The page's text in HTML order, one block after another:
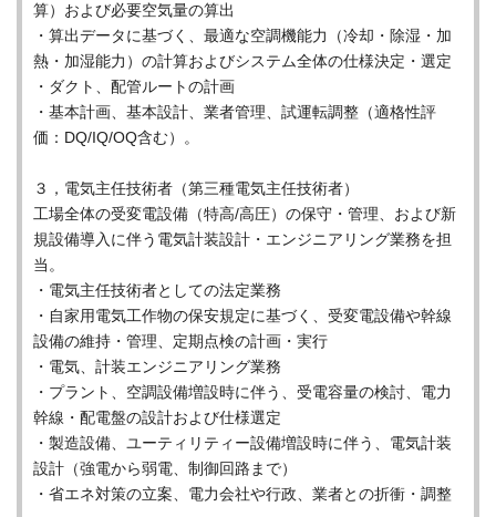
算）および必要空気量の算出
・算出データに基づく、最適な空調機能力（冷却・除湿・加
熱・加湿能力）の計算およびシステム全体の仕様決定・選定
・ダクト、配管ルートの計画
・基本計画、基本設計、業者管理、試運転調整（適格性評
価：DQ/IQ/OQ含む）。
３，電気主任技術者（第三種電気主任技術者）
工場全体の受変電設備（特高/高圧）の保守・管理、および新
規設備導入に伴う電気計装設計・エンジニアリング業務を担
当。
・電気主任技術者としての法定業務
・自家用電気工作物の保安規定に基づく、受変電設備や幹線
設備の維持・管理、定期点検の計画・実行
・電気、計装エンジニアリング業務
・プラント、空調設備増設時に伴う、受電容量の検討、電力
幹線・配電盤の設計および仕様選定
・製造設備、ユーティリティー設備増設時に伴う、電気計装
設計（強電から弱電、制御回路まで）
・省エネ対策の立案、電力会社や行政、業者との折衝・調整